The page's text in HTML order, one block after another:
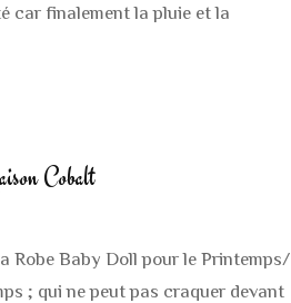
car finalement la pluie et la
Cobalt
Robe Baby Doll pour le Printemps/
; qui ne peut pas craquer devant